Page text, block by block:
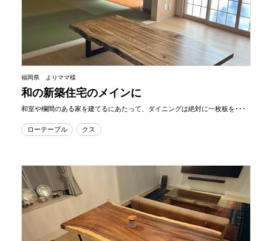
福岡県 よりママ様
和の新築住宅のメインに
和室や欄間のある家を建てるにあたって、ダイニングは絶対に一枚板を･･･
ローテーブル クス